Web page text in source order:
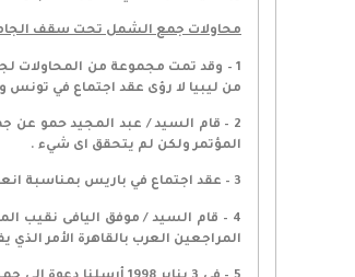
محاولات جمع الشمل تحت سقف
1 – وقد تمت مجموعة من المحاولات
من ليبيا لا رؤى عقد اجتماع في تونس
2 – قام السيد / عبد المجيد حمو عن
المؤتمر ولكن لم يتحقق اى شيء .
3 – عقد اجتماع في باريس بمناسبة انعقاد المؤتمر الدولي للمحاسبين ولكن نظرا لاختلاف رؤى الحاضرين لم يتم الاتفاق على شيء .
4 – قام السيد / موفق اليافى نقيب
المراجعين العرب بالقاهرة الأمر